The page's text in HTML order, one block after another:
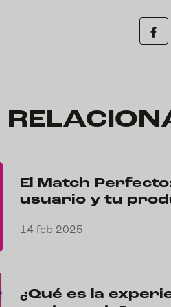
El Match
usuario y tu
14 feb 2025
¿Qué es la